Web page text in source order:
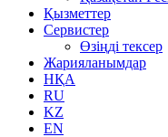
Қызметтер
Сервистер
Өзіңді тексер
Жарияланымдар
НҚА
RU
KZ
EN